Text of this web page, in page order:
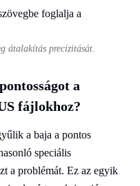
átalakítás precizitását.
a
fájlokhoz?
a baja a pontos
speciális
a problémát. Ez az egyik